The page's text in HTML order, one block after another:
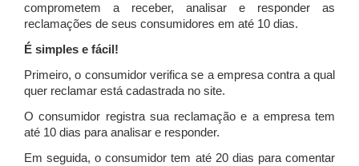
comprometem a receber, analisar e responder as
reclamações de seus consumidores em até 10 dias.
É simples e fácil!
Primeiro, o consumidor verifica se a empresa contra a qual
quer reclamar está cadastrada no site.
O consumidor registra sua reclamação e a empresa tem
até 10 dias para analisar e responder.
Em seguida, o consumidor tem até 20 dias para comentar